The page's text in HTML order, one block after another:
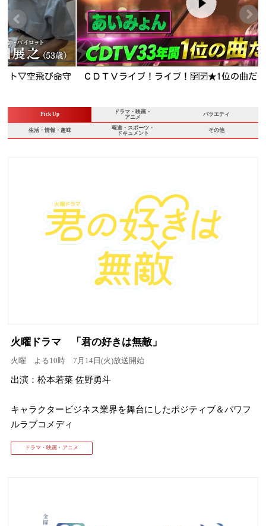
ＣＤＴＶライブ！ライブ！🈑🈓★1位の曲だけスペシャル！
Pick Up
ドラマ・映画・
アニメ
バラエティ
生活・情報・趣味
報道・スポーツ・
ドキュメント
その他
火曜ドラマ 「君の好きは無敵」
火曜 よる10時 7月14日(火)放送開始
出演：松本若菜 佐野勇斗
キャラクタービジネス業界を舞台にしたポジティブ＆パワフ
ルラブコメディ
ドラマ・映画・アニメ